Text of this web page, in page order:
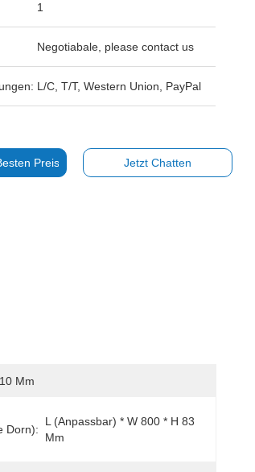
1
Negotiabale, please contact us
L/C, T/T, Western Union, PayPal
Preis Jetzt Chatten
10 Mm
Dorn):
L (anpassbar) * W 800 * H 83
Mm